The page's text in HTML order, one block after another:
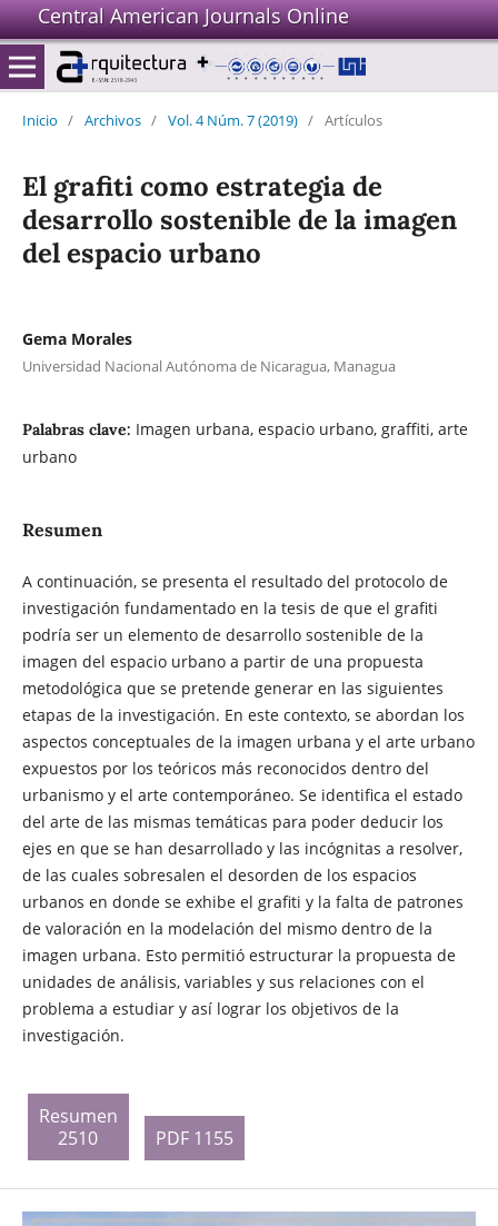
Central American Journals Online
Inicio / Archivos / Vol. 4 Núm. 7 (2019) / Artículos
El grafiti como estrategia de
desarrollo sostenible de la imagen
del espacio urbano
Gema Morales
Universidad Nacional Autónoma de Nicaragua, Managua
Palabras clave: Imagen urbana, espacio urbano, graffiti, arte
urbano
Resumen
A continuación, se presenta el resultado del protocolo de
investigación fundamentado en la tesis de que el grafiti
podría ser un elemento de desarrollo sostenible de la
imagen del espacio urbano a partir de una propuesta
metodológica que se pretende generar en las siguientes
etapas de la investigación. En este contexto, se abordan los
aspectos conceptuales de la imagen urbana y el arte urbano
expuestos por los teóricos más reconocidos dentro del
urbanismo y el arte contemporáneo. Se identifica el estado
del arte de las mismas temáticas para poder deducir los
ejes en que se han desarrollado y las incógnitas a resolver,
de las cuales sobresalen el desorden de los espacios
urbanos en donde se exhibe el grafiti y la falta de patrones
de valoración en la modelación del mismo dentro de la
imagen urbana. Esto permitió estructurar la propuesta de
unidades de análisis, variables y sus relaciones con el
problema a estudiar y así lograr los objetivos de la
investigación.
Resumen
2510
PDF 1155